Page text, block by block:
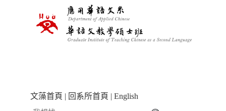
文藻首頁 | 回系所首頁 | English